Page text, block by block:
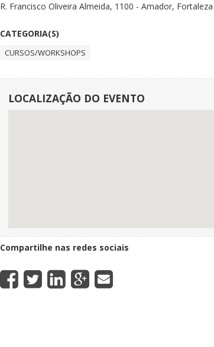
R. Francisco Oliveira Almeida, 1100 - Amador,
CATEGORIA(S)
CURSOS/WORKSHOPS
LOCALIZAÇÃO DO EVENTO
Compartilhe nas redes sociais